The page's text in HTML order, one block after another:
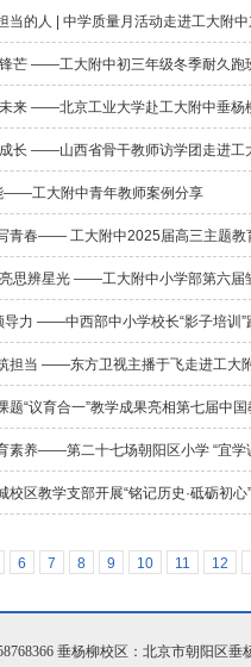
当的人 | 中学质量月活动走进工大附中
芒 ——工大附中初三年级冬季耐久跑
来 ——北京工业大学赴工大附中垂杨
长 ——山西省骨干教师访学团走进工
——工大附中青年教师案例分享
青春—— 工大附中2025届高三主题教
思辨星光 ——工大附中小学部第六届
导力 ——中西部中小学校长“影子培训
担当 ——东方卫视主播于飞走进工大
题“议育合一”教学成果亮相第七届中
素养——第二十七场朝阳区小学 “宜学
区教学支部开展“铭记历史·砥砺初心
6 7 8 9 10 11 12
垂杨柳校区：北京市朝阳区垂